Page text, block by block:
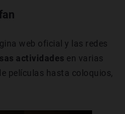
web oficial y las redes
actividades en varias
películas hasta coloquios,